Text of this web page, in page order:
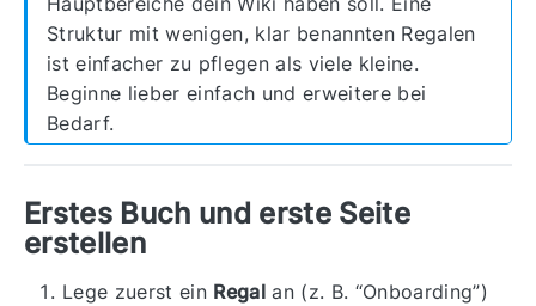
Struktur mit wenigen, klar benannten Regalen
ist einfacher zu pflegen als viele kleine.
Beginne lieber einfach und erweitere bei
Bedarf.
Erstes Buch und erste Seite
erstellen
Lege zuerst ein Regalan (z. B. “Onboarding”)